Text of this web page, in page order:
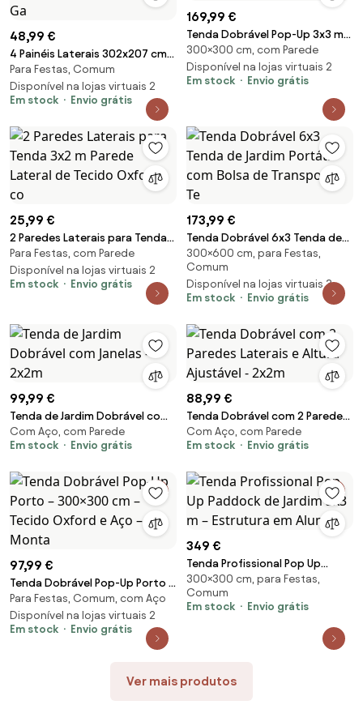
48,99 €
4 Painéis Laterais 302x207 cm
para Tenda de Jardim
Mosquiteira para Ga
Para Festas, Comum
Disponível na lojas virtuais 2
Em stock
Envio grátis
169,99 €
Tenda Dobrável Pop-Up 3x3 m
Tenda Dobrável com 4 Paredes
Laterais Anti
300×300 cm, com Parede
Disponível na lojas virtuais 2
Em stock
Envio grátis
25,99 €
2 Paredes Laterais para Tenda
3x2 m Parede Lateral de Tecido
Oxford co
Para Festas, com Parede
Disponível na lojas virtuais 2
Em stock
Envio grátis
173,99 €
Tenda Dobrável 6x3 Tenda de
Jardim Portátil com Bolsa de
Transporte Te
300×600 cm, para Festas,
Comum
Disponível na lojas virtuais 3
Em stock
Envio grátis
99,99 €
Tenda de Jardim Dobrável com
Janelas - 2x2m
Com Aço, com Parede
Em stock
Envio grátis
88,99 €
Tenda Dobrável com 2 Paredes
Laterais e Altura Ajustável -
2x2m
Com Aço, com Parede
Em stock
Envio grátis
97,99 €
Tenda Dobrável Pop-Up Porto –
300×300 cm – Tecido Oxford e
Aço – Monta
Para Festas, Comum, com Aço
Disponível na lojas virtuais 2
Em stock
Envio grátis
349 €
Tenda Profissional Pop Up
Paddock de Jardim 3x3 m –
Estrutura em Alumí
300×300 cm, para Festas,
Comum
Em stock
Envio grátis
Ver mais produtos